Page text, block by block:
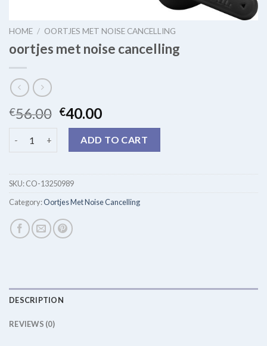
HOME / OORTJES MET NOISE CANCELLING
oortjes met noise cancelling
€56.00 €40.00
oortjes met noise cancelling quantity
ADD TO CART
SKU:CO-13250989
Category:Oortjes Met Noise Cancelling
DESCRIPTION
REVIEWS (0)